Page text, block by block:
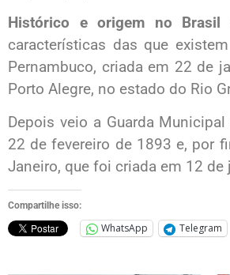
Histórico e origem no Brasil
características das que
Pernambuco, criada em 22 de
Porto Alegre, no estado do Rio
Depois veio a Guarda
22 de fevereiro de 1893 e, por
Janeiro, que foi criada em 12
Compartilhe isso:
WhatsApp Telegram